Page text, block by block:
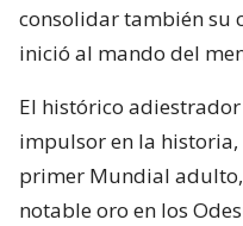
consolidar también su
inició al mando del
El histórico
impulsor en la
primer Mundial
notable oro en los